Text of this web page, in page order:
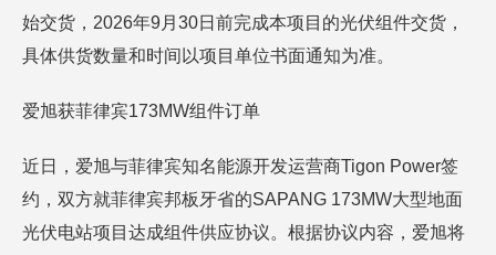
始交货，2026年9月30日前完成本项目的光伏组件交货，
具体供货数量和时间以项目单位书面通知为准。
爱旭获菲律宾173MW组件订单
近日，爱旭与菲律宾知名能源开发运营商Tigon Power签
约，双方就菲律宾邦板牙省的SAPANG 173MW大型地面
光伏电站项目达成组件供应协议。根据协议内容，爱旭将